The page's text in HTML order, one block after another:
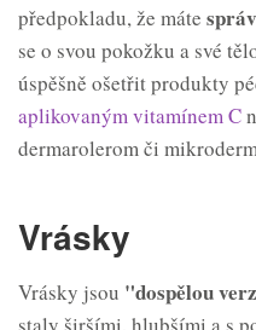
předpokladu, že máte
se o svou pokožku a své
úspěšně ošetřit produkty
aplikovaným vitamínem C
dermarolerom či
Vrásky
Vrásky jsou "dospělou
staly širšími, hlubšími a s